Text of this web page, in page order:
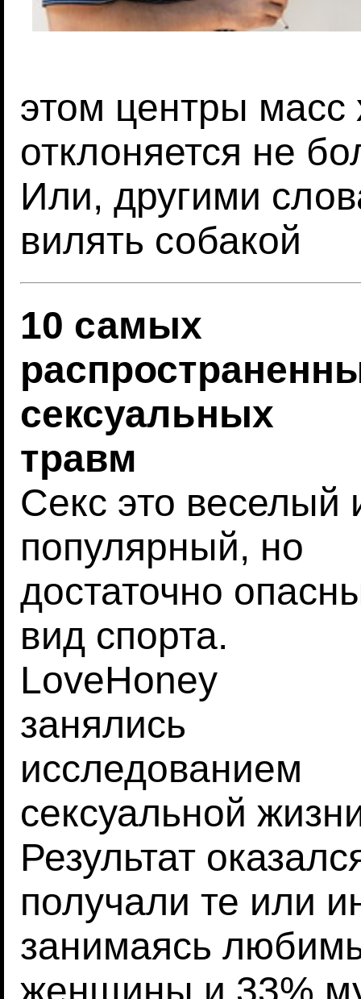
этом центры масс
отклоняется не
Или, другими
вилять собакой
10 самых
сексуальных
травм
Секс это веселый
популярный, но
достаточно
вид спорта.
LoveHoney
занялись
исследованием
сексуальной
Результат
получали те или
занимаясь